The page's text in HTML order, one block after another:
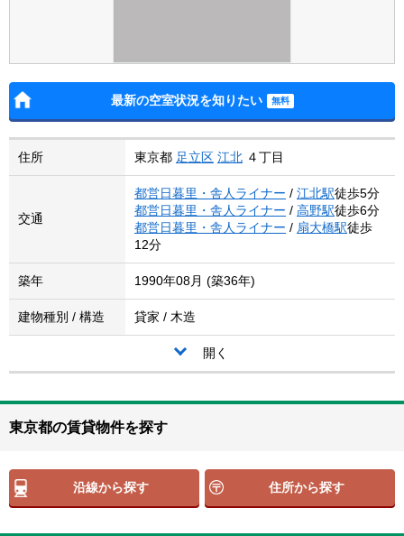
最新の空室状況を知りたい
住所 東京都 足立区 江北 ４丁目
交通
都営日暮里・舎人ライナー / 江北駅徒歩5分
都営日暮里・舎人ライナー / 高野駅徒歩6分
都営日暮里・舎人ライナー / 扇大橋駅徒歩
12分
築年 1990年08月 (築36年)
建物種別 / 構造 貸家 / 木造
開く
東京都の賃貸物件を探す
沿線から探す 住所から探す